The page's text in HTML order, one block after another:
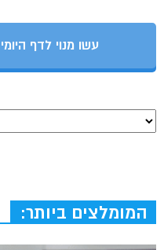
עשו מנוי לדף
המומלצים ביותר: